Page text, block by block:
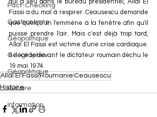
Fact-Checking
Gastronomie
Géopolitique
Géographie
Géopolitique
Histoire
Information
Fassi a du mal à respirer. Ceausescu demande
que quelqu'un l'emmène à la fenêtre afin qu'il
puisse prendre l'air. Mais c'est déjà trop tard,
Allal El Fassi est victime d'une crise cardiaque.
Il décède devant le dictateur roumain déchu le
19 mai 1974.
Allal El FassiRoumanie Ceausescu
Histoire